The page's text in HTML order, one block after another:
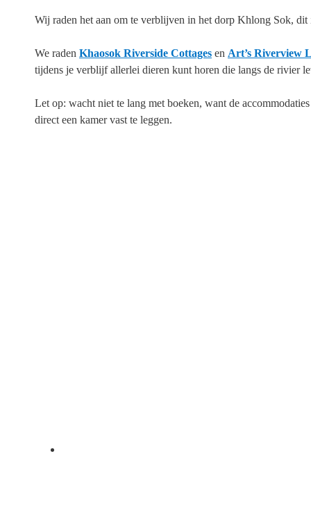
Wij raden het aan om te verblijven in het dorp Khlong Sok,
We raden Khaosok Riverside Cottages en Art’s Riverview
tijdens je verblijf allerlei dieren kunt horen die langs de rivier
Let op: wacht niet te lang met boeken, want de
direct een kamer vast te leggen.